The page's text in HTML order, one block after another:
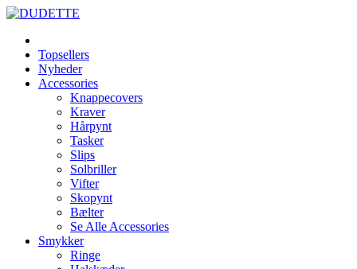
Topsellers
Nyheder
Accessories
Knappecovers
Kraver
Hårpynt
Tasker
Slips
Solbriller
Vifter
Skopynt
Bælter
Se Alle Accessories
Smykker
Ringe